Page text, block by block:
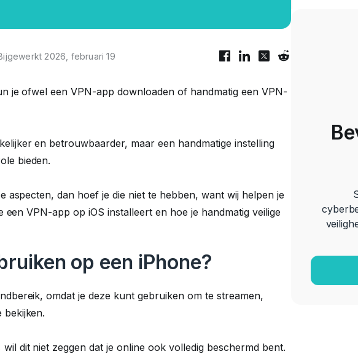
2026, februari 19
je ofwel een VPN-app downloaden of handmatig een VPN-
en betrouwbaarder, maar een handmatige instelling
bieden.
aspecten, dan hoef je die niet te hebben, want wij helpen je
VPN-app op iOS installeert en hoe je handmatig veilige
op een iPhone?
omdat je deze kunt gebruiken om te streamen,
dit niet zeggen dat je online ook volledig beschermd bent.